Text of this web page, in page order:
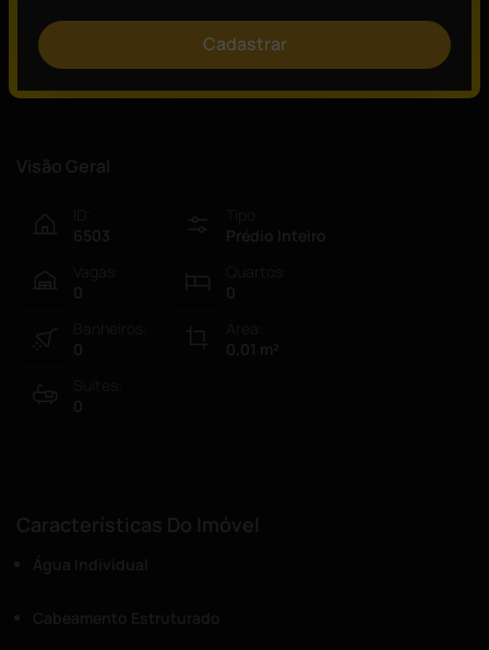
Consulte um de nossos especialistas!
Visão Geral
6503
Prédio Inteiro
0
0
0
0,01 m²
0
Características Do Imóvel
Cadastrar